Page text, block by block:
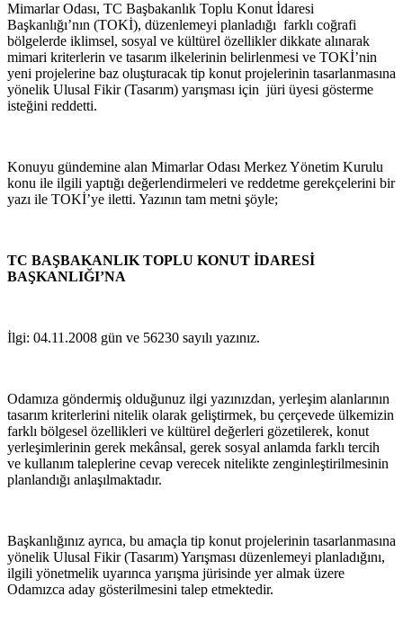
Mimarlar Odası, TC Başbakanlık Toplu Konut İdaresi
Başkanlığı’nın (TOKİ), düzenlemeyi planladığı farklı coğrafi
bölgelerde iklimsel, sosyal ve kültürel özellikler dikkate alınarak
mimari kriterlerin ve tasarım ilkelerinin belirlenmesi ve TOKİ’nin
yeni projelerine baz oluşturacak tip konut projelerinin tasarlanmasına
yönelik Ulusal Fikir (Tasarım) yarışması için jüri üyesi gösterme
isteğini reddetti.
Konuyu gündemine alan Mimarlar Odası Merkez Yönetim Kurulu
konu ile ilgili yaptığı değerlendirmeleri ve reddetme gerekçelerini bir
yazı ile TOKİ’ye iletti. Yazının tam metni şöyle;
TC BAŞBAKANLIK TOPLU KONUT İDARESİ
BAŞKANLIĞI’NA
İlgi: 04.11.2008 gün ve 56230 sayılı yazınız.
Odamıza göndermiş olduğunuz ilgi yazınızdan, yerleşim alanlarının
tasarım kriterlerini nitelik olarak geliştirmek, bu çerçevede ülkemizin
farklı bölgesel özellikleri ve kültürel değerleri gözetilerek, konut
yerleşimlerinin gerek mekânsal, gerek sosyal anlamda farklı tercih
ve kullanım taleplerine cevap verecek nitelikte zenginleştirilmesinin
planlandığı anlaşılmaktadır.
Başkanlığınız ayrıca, bu amaçla tip konut projelerinin tasarlanmasına
yönelik Ulusal Fikir (Tasarım) Yarışması düzenlemeyi planladığını,
ilgili yönetmelik uyarınca yarışma jürisinde yer almak üzere
Odamızca aday gösterilmesini talep etmektedir.